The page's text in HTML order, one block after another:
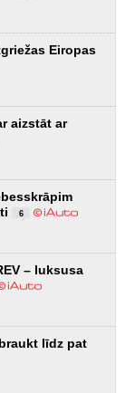
Eiropas
aizstāt ar
6
– luksusa
līdz pat